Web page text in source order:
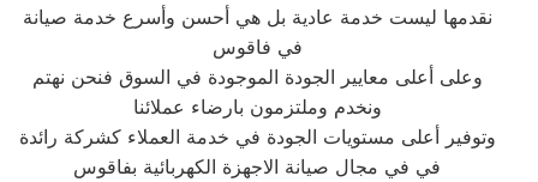
نقدمها ليست خدمة عادية بل هي أحسن وأسرع خدمة صيانة
في فاقوس
وعلى أعلى معايير الجودة الموجودة في السوق فنحن نهتم
ونخدم وملتزمون بارضاء عملائنا
وتوفير أعلى مستويات الجودة في خدمة العملاء كشركة رائدة
في في مجال صيانة الاجهزة الكهربائية بفاقوس